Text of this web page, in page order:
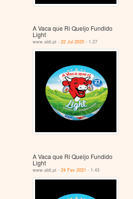
A Vaca que Ri Queijo Fundido
Light
www.aldi.pt -22 Jul 2020 - 1.27
A Vaca que Ri Queijo Fundido
Light
www.aldi.pt -24 Fev 2021 - 1.43